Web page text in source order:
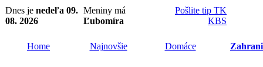
Dnes je nedeľa 09.
08. 2026
Meniny má
Ľubomíra
Pošlite tip TK
KBS
Home Najnovšie Domáce